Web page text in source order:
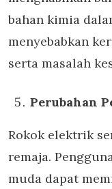
bahan kimia
menyebabkan
serta masalah
Perubahan
Rokok elektrik
remaja.
muda dapat